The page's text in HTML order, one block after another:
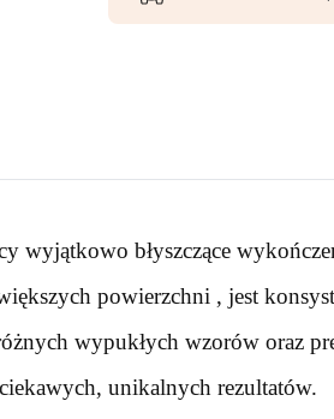
wyjątkowo błyszczące
powierzchni , jest
wypukłych wzorów oraz
unikalnych rezultatów.